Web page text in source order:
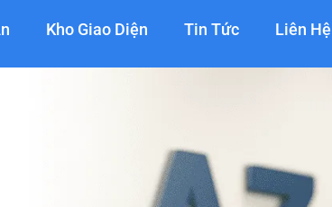
Kho Giao Diện Tin Tức Liên Hệ